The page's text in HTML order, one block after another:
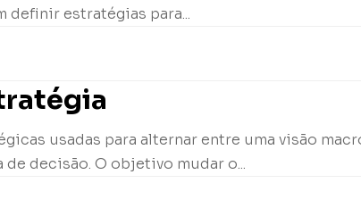
definir estratégias para...
usadas para alternar entre uma visão
decisão. O objetivo mudar o...